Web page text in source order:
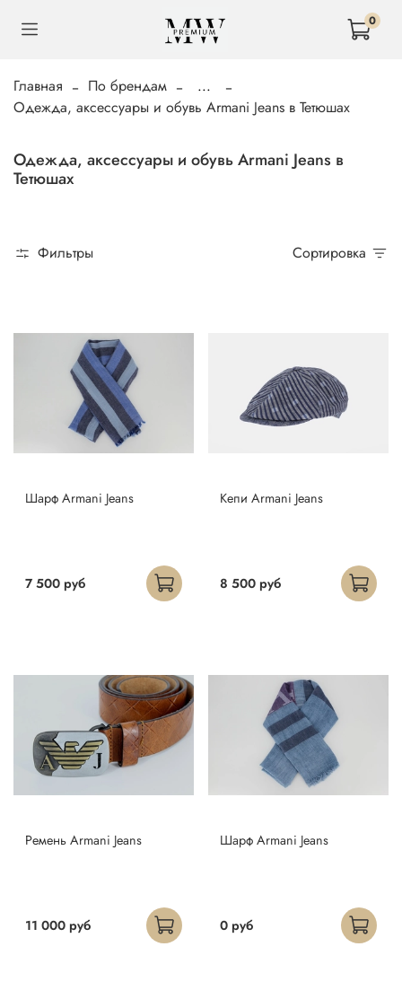
0
Главная По брендам
...
Одежда, аксессуары и обувь Armani Jeans в Тетюшах
Одежда, аксессуары и обувь Armani Jeans в
Тетюшах
Фильтры Сортировка
Шарф Armani Jeans
7 500 руб
Кепи Armani Jeans
8 500 руб
Ремень Armani Jeans
11 000 руб
Шарф Armani Jeans
0 руб